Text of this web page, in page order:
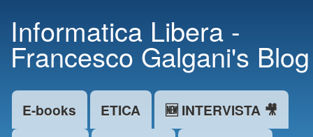
main
content
Informatica Libera -
Francesco Galgani's Blog
Main menu
E-books ETICA
🆕 INTERVISTA 🎥